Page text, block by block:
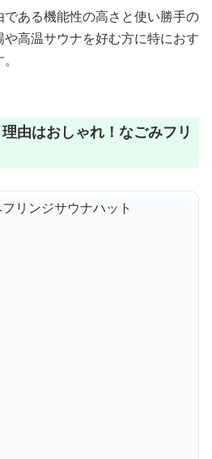
ある機能性の高さと使い勝手の
高温サウナを好む方に特におす
由はおしゃれ！なごみフリ